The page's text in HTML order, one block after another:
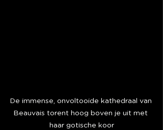
De immense, onvoltooide kathedraal van
Beauvais torent hoog boven je uit met
haar gotische koor